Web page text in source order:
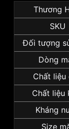
Thương
SKU
Đối tượng
Dòng
Chất liệu
Chất liệu
Kháng
Size